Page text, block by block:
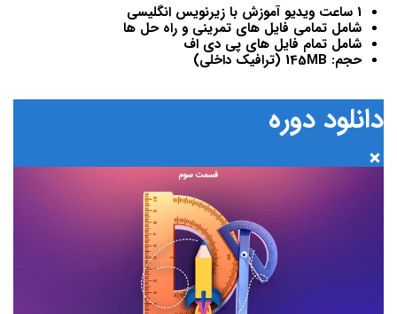
1 ساعت ویدیو آموزش با زیرنویس انگلیسی
شامل تمامی فایل های تمرینی و راه حل ها
شامل تمام فایل های پی دی اف
حجم: 145MB (ترافیک داخلی)
دانلود دوره